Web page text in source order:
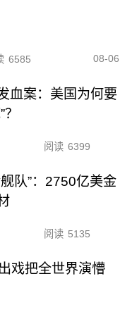
6585 08-06
血案：美国为何要
阅读 6399
队”：2750亿美金
阅读 5135
戏把全世界演懵